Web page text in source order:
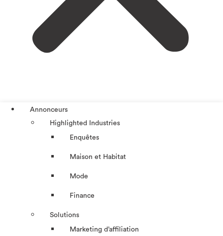
Annonceurs
Highlighted Industries
Enquêtes
Maison et Habitat
Mode
Finance
Solutions
Marketing d’affiliation